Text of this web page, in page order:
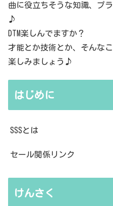
曲に役立ちそうな知識、プ
♪
DTM楽しんでますか？
才能とか技術とか、そんな
楽しみましょう♪
はじめに
SSSとは
セール関係リンク
けんさく